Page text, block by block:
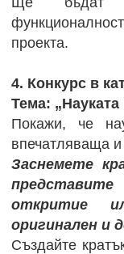
проекта.
4. Конкурс в
Тема: „Науката
Покажи, че
впечатляваща
Заснемете
откритие
оригинален и
Създайте